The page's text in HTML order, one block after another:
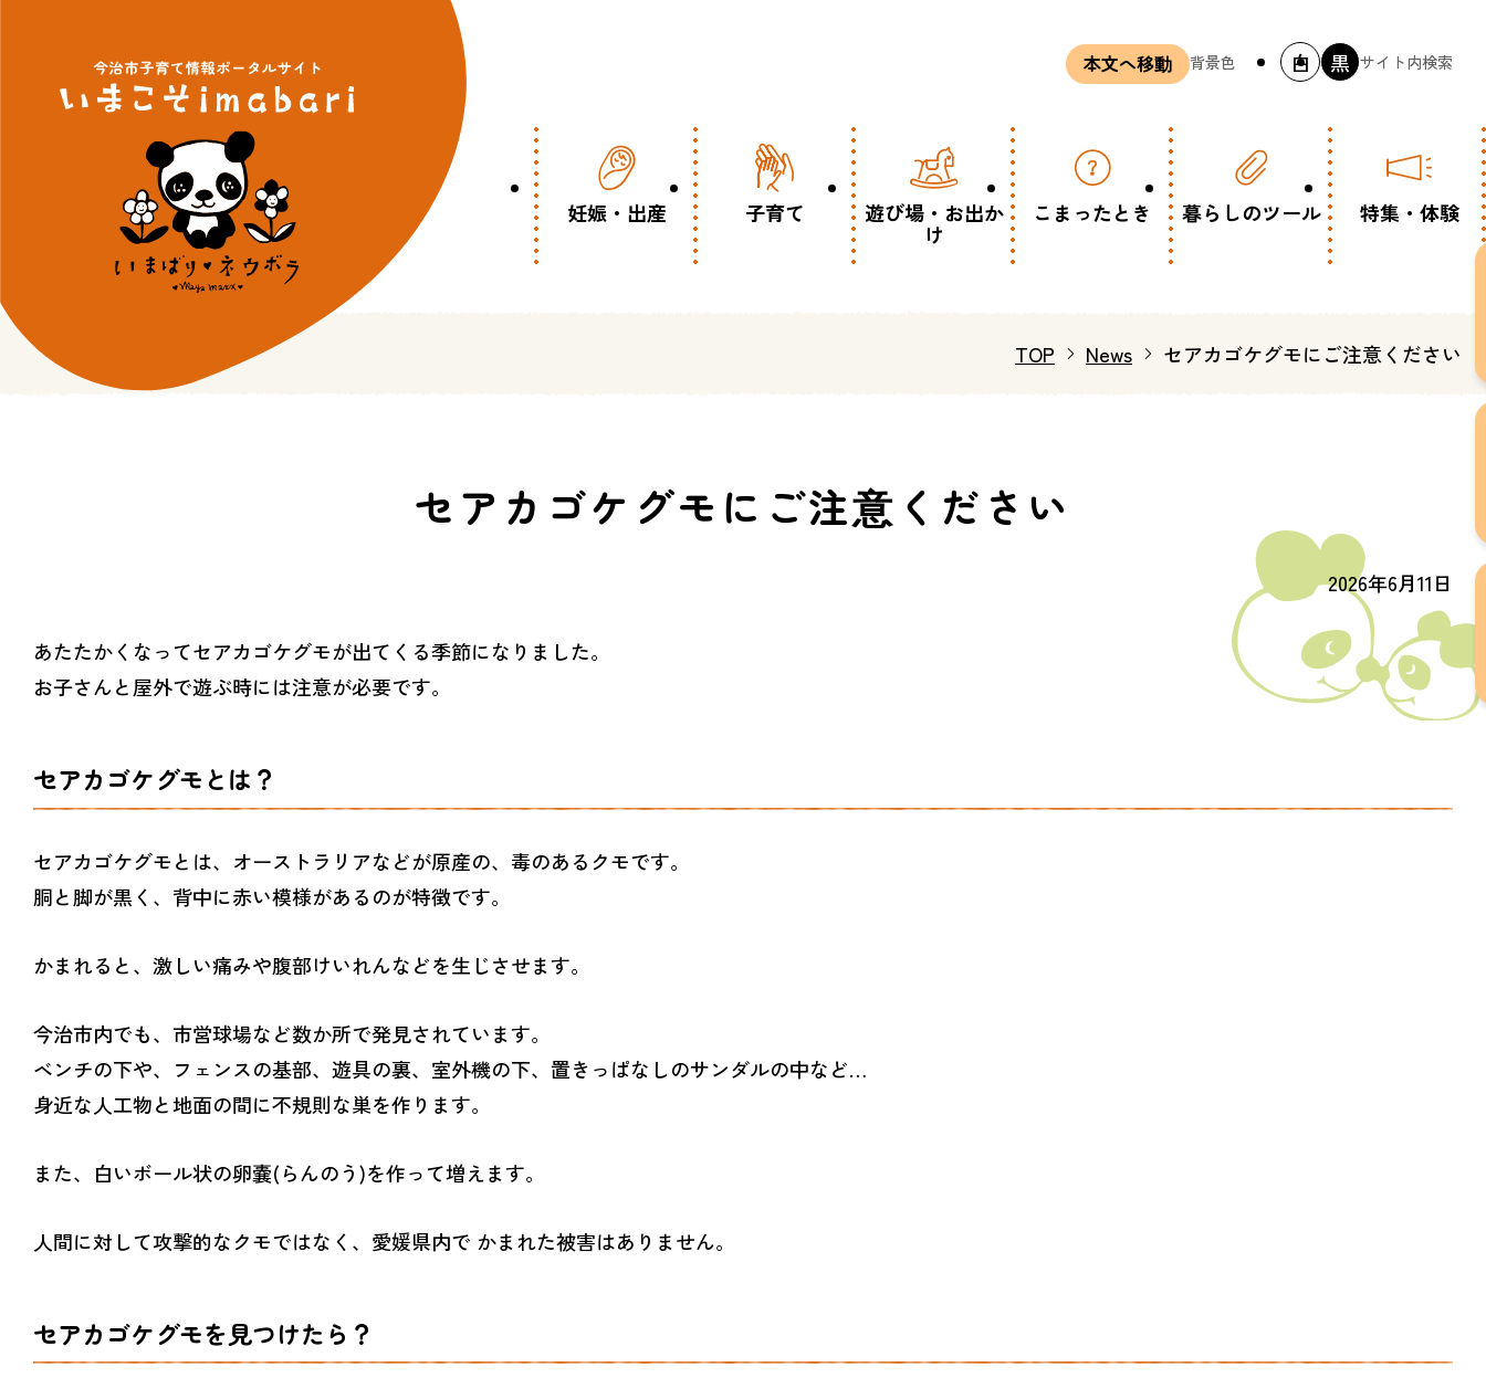
本文へ移動 背景色 白 黒 サイト内検索
妊娠・出産 子育て 遊び場・お出か
け
こまったとき 暮らしのツール 特集・体験
TOP News セアカゴケグモにご注意ください
セアカゴケグモにご注意ください
2026年6月11日
あたたかくなってセアカゴケグモが出てくる季節になりました。
お子さんと屋外で遊ぶ時には注意が必要です。
セアカゴケグモとは？
セアカゴケグモとは、オーストラリアなどが原産の、毒のあるクモです。
胴と脚が黒く、背中に赤い模様があるのが特徴です。
かまれると、激しい痛みや腹部けいれんなどを生じさせます。
今治市内でも、市営球場など数か所で発見されています。
ベンチの下や、フェンスの基部、遊具の裏、室外機の下、置きっぱなしのサンダルの中など…
身近な人工物と地面の間に不規則な巣を作ります。
また、白いボール状の卵嚢(らんのう)を作って増えます。
人間に対して攻撃的なクモではなく、愛媛県内で かまれた被害はありません。
セアカゴケグモを見つけたら？